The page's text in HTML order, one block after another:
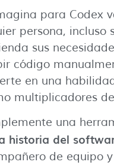
para Codex
persona,
sus
código
en una
multiplicadores
una
historia del
de equipo